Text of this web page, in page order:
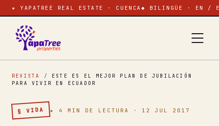
★ YAPATREE REAL ESTATE · CUENCA ◆ BILINGÜE · EN /
REVISTA / ESTE ES EL MEJOR PLAN DE JUBILACIÓN
PARA VIVIR EN ECUADOR
§ VIDA ★ 4 MIN DE LECTURA · 12 JUL 2017